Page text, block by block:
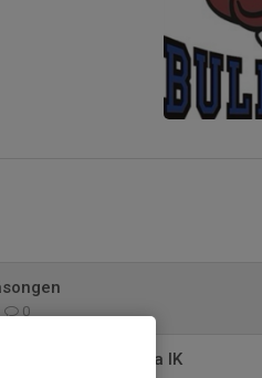
0
i Borgunda IK